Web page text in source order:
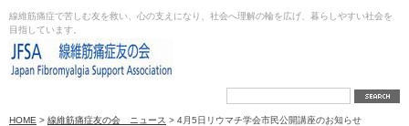
線維筋痛症で苦しむ友を救い、心の支えになり、社会へ理解の輪を広げ、暮らしやすい社会を
目指しています。
HOME > 線維筋痛症友の会 ニュース > 4月5日リウマチ学会市民公開講座のお知らせ